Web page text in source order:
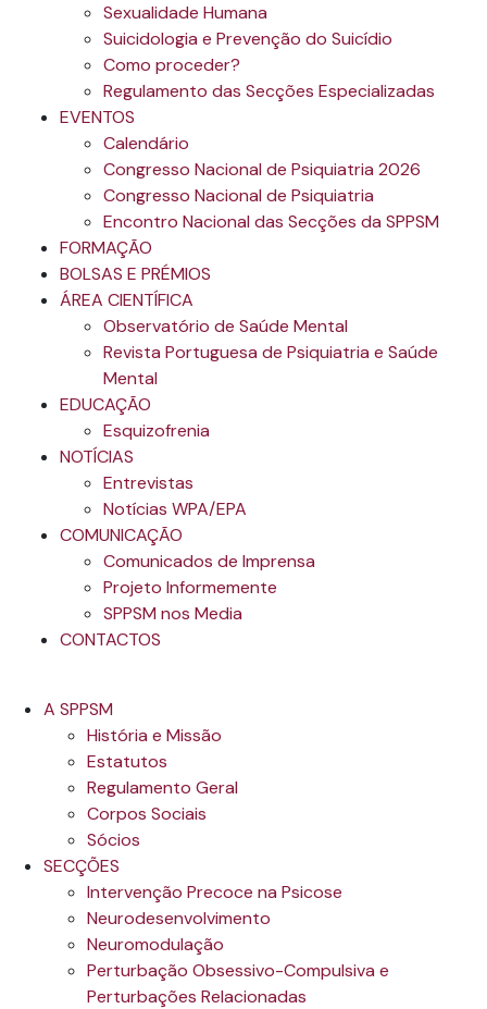
Sexualidade Humana
Suicidologia e Prevenção do Suicídio
Como proceder?
Regulamento das Secções Especializadas
EVENTOS
Calendário
Congresso Nacional de Psiquiatria 2026
Congresso Nacional de Psiquiatria
Encontro Nacional das Secções da SPPSM
FORMAÇÃO
BOLSAS E PRÉMIOS
ÁREA CIENTÍFICA
Observatório de Saúde Mental
Revista Portuguesa de Psiquiatria e Saúde
Mental
EDUCAÇÃO
Esquizofrenia
NOTÍCIAS
Entrevistas
Notícias WPA/EPA
COMUNICAÇÃO
Comunicados de Imprensa
Projeto Informemente
SPPSM nos Media
CONTACTOS
A SPPSM
História e Missão
Estatutos
Regulamento Geral
Corpos Sociais
Sócios
SECÇÕES
Intervenção Precoce na Psicose
Neurodesenvolvimento
Neuromodulação
Perturbação Obsessivo-Compulsiva e
Perturbações Relacionadas